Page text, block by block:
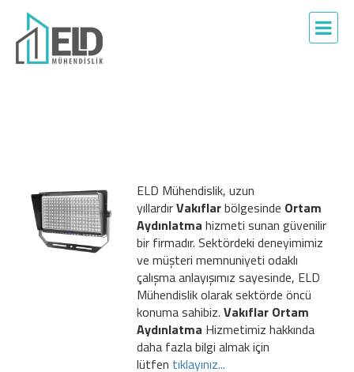
ELD Mühendislik, uzun
yıllardırVakıflarbölgesinde Ortam
Aydınlatma hizmeti sunan güvenilir
bir firmadır. Sektördeki deneyimimiz
ve müşteri memnuniyeti odaklı
çalışma anlayışımız sayesinde, ELD
Mühendislik olarak sektörde öncü
konuma sahibiz. Vakıflar Ortam
Aydınlatma Hizmetimiz hakkında
daha fazla bilgi almak için
lütfen tıklayınız...